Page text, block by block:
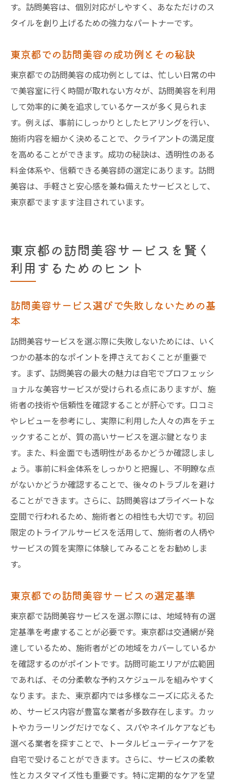
す。訪問美容は、個別対応がしやすく、あなただけのス
タイルを創り上げるための強力なパートナーです。
東京都での訪問美容の成功例とその秘訣
東京都での訪問美容の成功例としては、忙しい日常の中
で美容室に行く時間が取れない方々が、訪問美容を利用
して効率的に美を追求しているケースが多く見られま
す。例えば、事前にしっかりとしたヒアリングを行い、
施術内容を細かく決めることで、クライアントの満足度
を高めることができます。成功の秘訣は、透明性のある
料金体系や、信頼できる美容師の選定にあります。訪問
美容は、手軽さと安心感を兼ね備えたサービスとして、
東京都でますます注目されています。
東京都の訪問美容サービスを賢く
利用するためのヒント
訪問美容サービス選びで失敗しないための基
本
訪問美容サービスを選ぶ際に失敗しないためには、いく
つかの基本的なポイントを押さえておくことが重要で
す。まず、訪問美容の最大の魅力は自宅でプロフェッシ
ョナルな美容サービスが受けられる点にありますが、施
術者の技術や信頼性を確認することが肝心です。口コミ
やレビューを参考にし、実際に利用した人々の声をチェ
ックすることが、質の高いサービスを選ぶ鍵となりま
す。また、料金面でも透明性があるかどうか確認しまし
ょう。事前に料金体系をしっかりと把握し、不明瞭な点
がないかどうか確認することで、後々のトラブルを避け
ることができます。さらに、訪問美容はプライベートな
空間で行われるため、施術者との相性も大切です。初回
限定のトライアルサービスを活用して、施術者の人柄や
サービスの質を実際に体験してみることをお勧めしま
す。
東京都での訪問美容サービスの選定基準
東京都で訪問美容サービスを選ぶ際には、地域特有の選
定基準を考慮することが必要です。東京都は交通網が発
達しているため、施術者がどの地域をカバーしているか
を確認するのがポイントです。訪問可能エリアが広範囲
であれば、その分柔軟な予約スケジュールを組みやすく
なります。また、東京都内では多様なニーズに応えるた
め、サービス内容が豊富な業者が多数存在します。カッ
トやカラーリングだけでなく、スパやネイルケアなども
選べる業者を探すことで、トータルビューティーケアを
自宅で受けることができます。さらに、サービスの柔軟
性とカスタマイズ性も重要です。特に定期的なケアを望